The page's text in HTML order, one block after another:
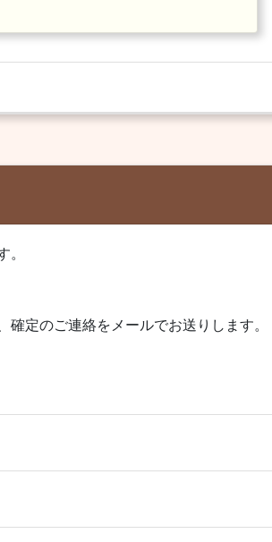
定のご連絡をメールでお送りします。